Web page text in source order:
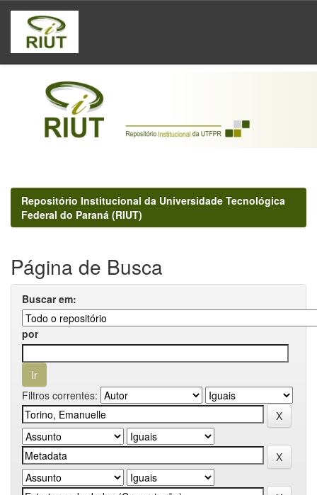
Skip
navigation
Repositório Institucional da Universidade Tecnológica
Federal do Paraná (RIUT)
Página de Busca
Buscar em:
por
Filtros correntes: